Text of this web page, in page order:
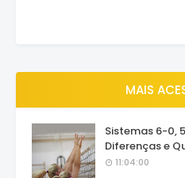
MAIS
Sistemas 6-0,
Diferenças e
11:04:00